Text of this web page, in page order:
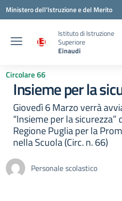
Vai ai contenuti
Vai al menu di navigazione
Vai al footer
Ministero dell'Istruzione e del Merito
Istituto di Istruzione
Superiore
Einaudi
Circolare 66
Insieme per la
Giovedì 6 Marzo verrà
“Insieme per la
Regione Puglia per la
nella Scuola (Circ. n. 66)
Personale scolastico